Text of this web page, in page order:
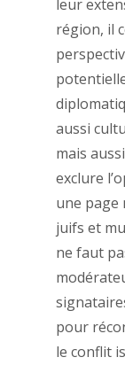
leur
région, il
aussi
mais
exclure
une page
juifs et
ne faut
pour
le conflit